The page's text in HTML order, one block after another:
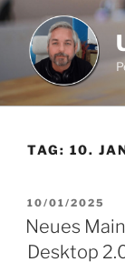
Zum
Inhalt
springen
TAG: 10.
AM
10/01/2025
Neues
Desktop